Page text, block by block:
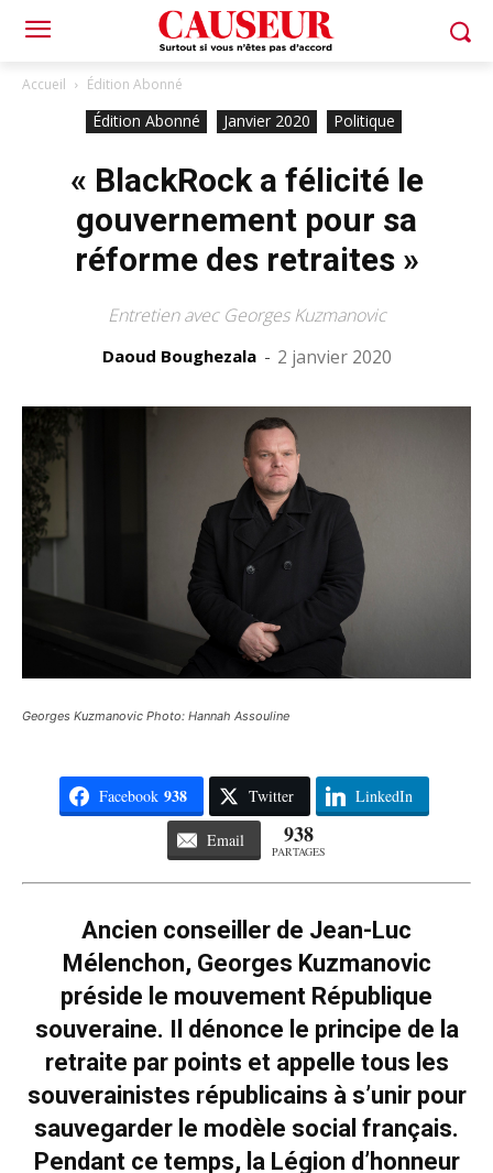
Accueil Édition Abonné
Édition Abonné Janvier 2020 Politique
« BlackRock a félicité le
gouvernement pour sa
réforme des retraites »
Entretien avec Georges Kuzmanovic
Daoud Boughezala - 2 janvier 2020
Georges Kuzmanovic Photo: Hannah Assouline
Facebook 938 Twitter LinkedIn
Email 938
PARTAGES
Ancien conseiller de Jean-Luc
Mélenchon, Georges Kuzmanovic
préside le mouvement République
souveraine. Il dénonce le principe de la
retraite par points et appelle tous les
souverainistes républicains à s’unir pour
sauvegarder le modèle social français.
Pendant ce temps, la Légion d’honneur